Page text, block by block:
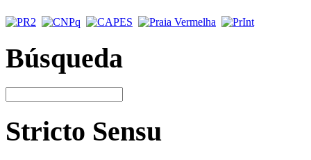
Búsqueda
Stricto Sensu